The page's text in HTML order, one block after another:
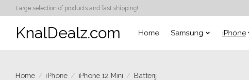
Large selection of products and fast shipping!
KnalDealz.com Home Samsung iPhone
Home / iPhone / iPhone 12 Mini / Batterij